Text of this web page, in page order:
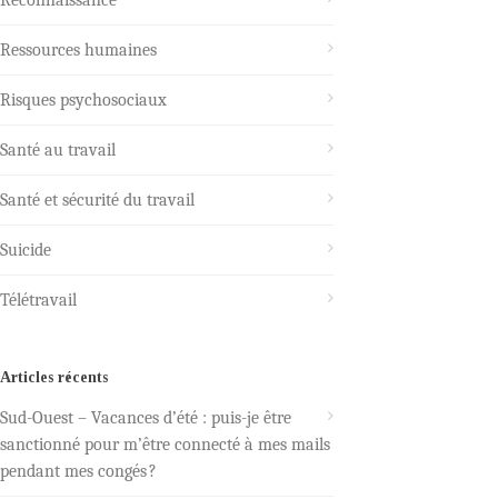
Ressources humaines
Risques psychosociaux
Santé au travail
Santé et sécurité du travail
Suicide
Télétravail
Articles récents
Sud-Ouest – Vacances d’été : puis-je être
sanctionné pour m’être connecté à mes mails
pendant mes congés ?